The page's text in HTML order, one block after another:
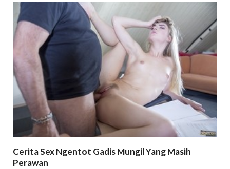
Cerita Sex Ngentot Gadis Mungil Yang Masih
Perawan